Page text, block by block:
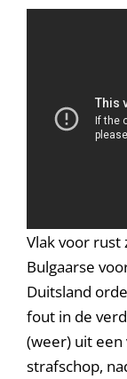
Vlak voor rust
Bulgaarse
Duitsland
fout in de
(weer) uit
strafschop,